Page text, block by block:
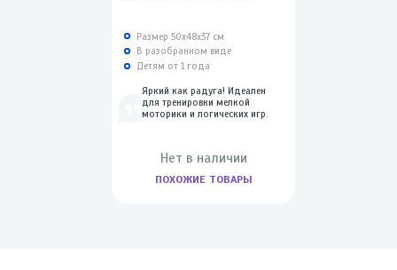
Размер 50х48х37 см
В разобранном виде
Детям от 1 года
Яркий как радуга! Идеален
для тренировки мелкой
моторики и логических игр.
Нет в наличии
ПОХОЖИЕ ТОВАРЫ